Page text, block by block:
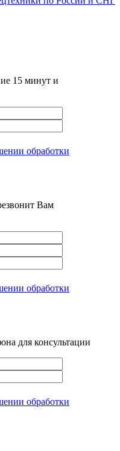
15 минут и
обработки
Вам
обработки
для консультации
обработки